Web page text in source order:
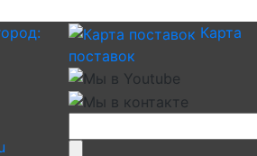
Карта
поставок